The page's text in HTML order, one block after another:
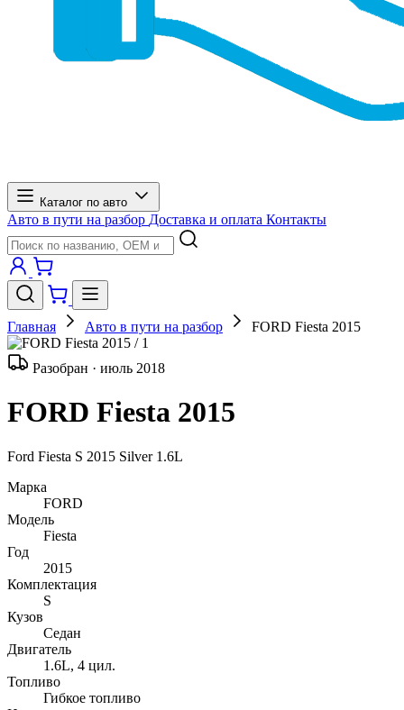
Каталог по авто
Авто в пути на разбор Доставка и оплата Контакты
Главная Авто в пути на разбор
FORD Fiesta 2015
/ 1
Разобран · июль 2018
FORD Fiesta 2015
Ford Fiesta S 2015 Silver 1.6L
Марка
FORD
Модель
Fiesta
Год
2015
Комплектация
S
Кузов
Седан
Двигатель
1.6L, 4 цил.
Топливо
Гибкое топливо